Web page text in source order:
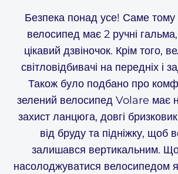
Безпека понад усе! Саме тому
велосипед має 2 ручні
цікавий дзвіночок. Крім того,
світловідбивачі на передніх і
Також було подбано про
зелений велосипед Volare має
захист ланцюга, довгі
від бруду та підніжку, щоб
залишався вертикальним.
насолоджуватися велосипедом